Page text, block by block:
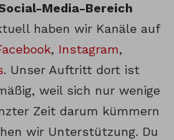
Media-Bereich
haben wir Kanäle auf
, Instagram,
. Unser Auftritt dort ist
weil sich nur wenige
Zeit darum kümmern
wir Unterstützung. Du